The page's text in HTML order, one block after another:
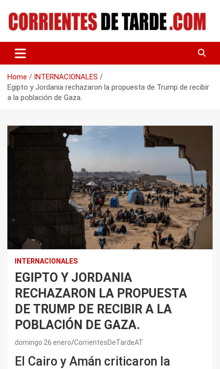
content
CORRIENTES DE TARDE
Home
INTERNACIONALES
Egipto y Jordania rechazaron la propuesta de Trump de recibir
a la población de Gaza.
INTERNACIONALES
EGIPTO Y JORDANIA
RECHAZARON LA PROPUESTA
DE TRUMP DE RECIBIR A LA
POBLACIÓN DE GAZA.
domingo 26 enero CorrientesDeTardeAT
El Cairo y Amán criticaron la